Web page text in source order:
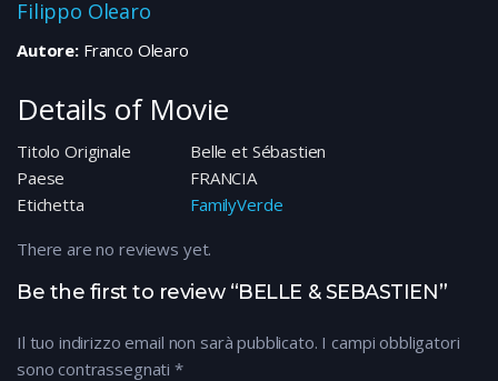
Filippo Olearo
Autore:Franco Olearo
Details of Movie
Titolo Originale
Belle et Sébastien
Paese
FRANCIA
Etichetta
FamilyVerde
Be the first to review “BELLE & SEBASTIEN”
Il tuo indirizzo email non sarà pubblicato. I campi obbligatori
sono contrassegnati *
There are no reviews yet.